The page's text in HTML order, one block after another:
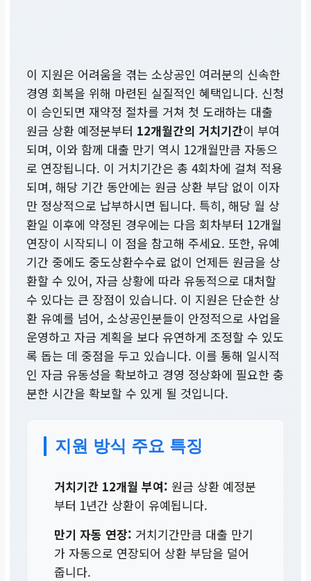
이 지원은 어려움을 겪는 소상공인 여러분의 신속한
경영 회복을 위해 마련된 실질적인 혜택입니다. 신청
이 승인되면 재약정 절차를 거쳐 첫 도래하는 대출
원금 상환 예정분부터 12개월간의 거치기간이 부여
되며, 이와 함께 대출 만기 역시 12개월만큼 자동으
로 연장됩니다. 이 거치기간은 총 4회차에 걸쳐 적용
되며, 해당 기간 동안에는 원금 상환 부담 없이 이자
만 정상적으로 납부하시면 됩니다. 특히, 해당 월 상
환일 이후에 약정된 경우에는 다음 회차부터 12개월
연장이 시작되니 이 점을 참고해 주세요. 또한, 유예
기간 중에도 중도상환수수료 없이 언제든 원금을 상
환할 수 있어, 자금 상황에 따라 유동적으로 대처할
수 있다는 큰 장점이 있습니다. 이 지원은 단순한 상
환 유예를 넘어, 소상공인분들이 안정적으로 사업을
운영하고 자금 계획을 보다 유연하게 조정할 수 있도
록 돕는 데 중점을 두고 있습니다. 이를 통해 일시적
인 자금 유동성을 확보하고 경영 정상화에 필요한 충
분한 시간을 확보할 수 있게 될 것입니다.
지원 방식 주요 특징
거치기간 12개월 부여: 원금 상환 예정분
부터 1년간 상환이 유예됩니다.
만기 자동 연장: 거치기간만큼 대출 만기
가 자동으로 연장되어 상환 부담을 덜어
줍니다.